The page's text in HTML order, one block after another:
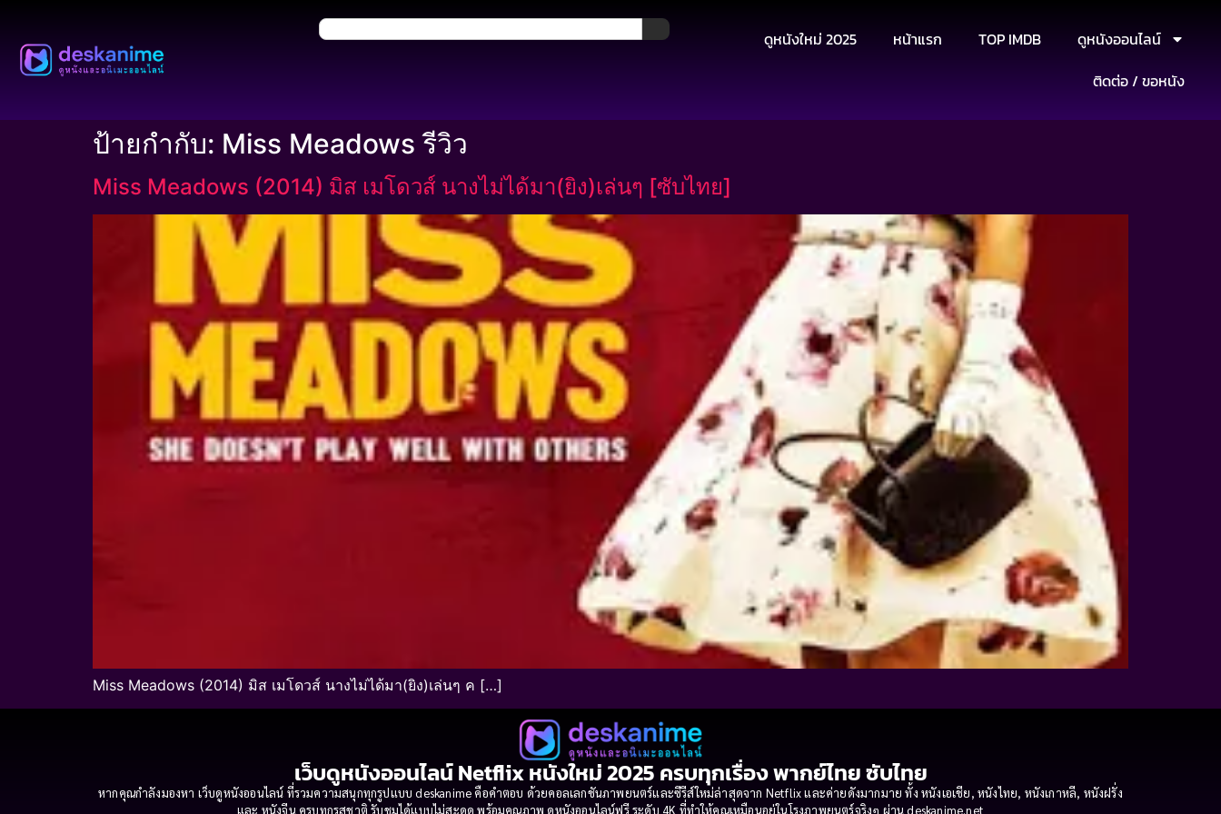
ดูหนังใหม่ 2025 หน้าแรก TOP IMDB
ดูหนังออนไลน์
ติดต่อ / ขอหนัง
ป้ายกำกับ: Miss Meadows รีวิว
Miss Meadows (2014) มิส เมโดวส์ นางไม่ได้มา(ยิง)เล่นๆ [ซับไทย]
Miss Meadows (2014) มิส เมโดวส์ นางไม่ได้มา(ยิง)เล่นๆ ค […]
เว็บดูหนังออนไลน์ Netflix หนังใหม่ 2025 ครบทุกเรื่อง พากย์ไทย ซับไทย
หากคุณกำลังมองหา เว็บดูหนังออนไลน์ ที่รวมความสนุกทุกรูปแบบ deskanime คือคำตอบ ด้วยคอลเลกชันภาพยนตร์และซีรีส์ใหม่ล่าสุดจาก Netflix และค่ายดังมากมาย ทั้ง หนังเอเชีย, หนังไทย, หนังเกาหลี, หนังฝรั่ง
และ หนังจีน ครบทุกรสชาติ รับชมได้แบบไม่สะดุด พร้อมคุณภาพ ดูหนังออนไลน์ฟรี ระดับ 4K ที่ทำให้คุณเหมือนอยู่ในโรงภาพยนตร์จริงๆ ผ่าน deskanime.net